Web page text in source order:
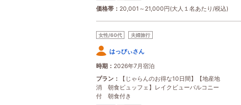
価格帯 20,001～21,000円(大人１名あたり/税込)
女性/60代 夫婦旅行
はっぴぃさん
時期
2026年7月宿泊
プラン
【じゃらんのお得な10日間】【地産地
消 朝食ビュッフェ】レイクビューバルコニー
付 朝食付き